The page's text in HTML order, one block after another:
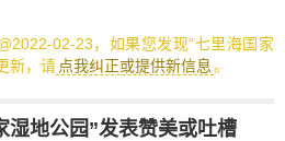
02-23，如果您发现“七里海国家
新，请 点我纠正或提供新信息。
湿地公园”发表赞美或吐槽